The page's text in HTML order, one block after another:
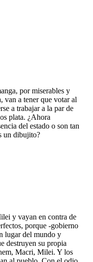
por miserables y
van a tener que votar al
a trabajar a la par de
plata. ¿Ahora
del estado o son tan
un dibujito?
y vayan en contra de
porque -gobierno
lugar del mundo y
destruyen su propia
Macri, Milei. Y los